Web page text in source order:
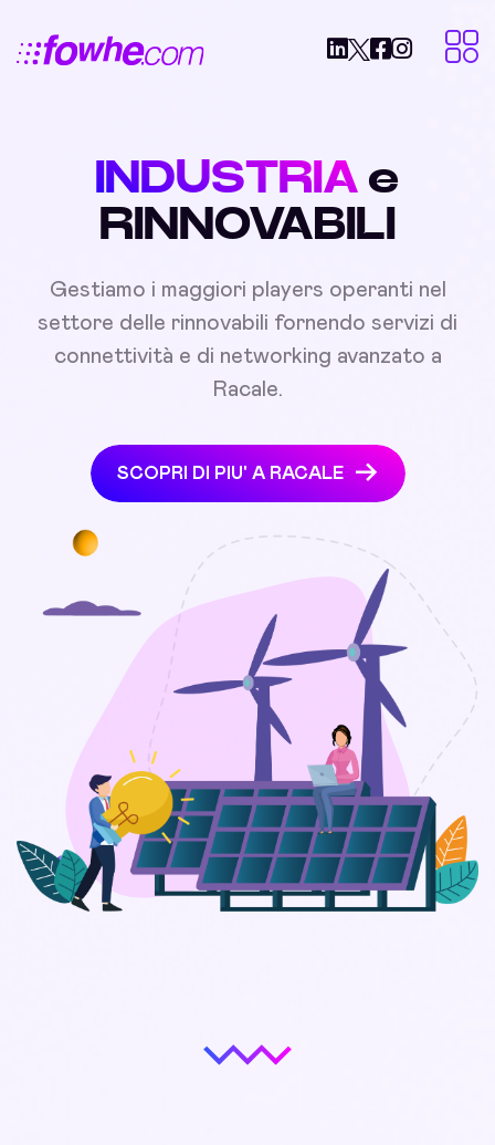
INDUSTRIA e
RINNOVABILI
Gestiamo i maggiori players operanti nel
settore delle rinnovabili fornendo servizi di
connettività e di networking avanzato a
Racale.
SCOPRI DI PIU' A RACALE